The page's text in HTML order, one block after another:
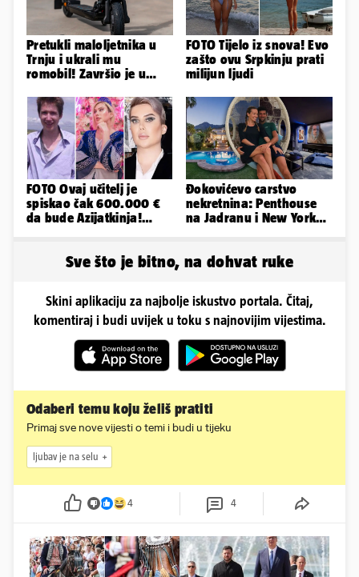
Pretukli maloljetnika u
Trnju i ukrali mu
romobil! Završio je u
FOTO Tijelo iz snova! Evo
zašto ovu Srpkinju prati
milijun ljudi
FOTO Ovaj učitelj je
spiskao čak 600.000 €
da bude Azijatkinja!
Đokovićevo carstvo
nekretnina: Penthouse
na Jadranu i New Yorku,
Sve što je bitno, na dohvat ruke
Skini aplikaciju za najbolje iskustvo portala. Čitaj,
komentiraj i budi uvijek u toku s najnovijim vijestima.
Odaberi temu koju želiš pratiti
Primaj sve nove vijesti o temi i budi u tijeku
ljubav je na selu
4 4